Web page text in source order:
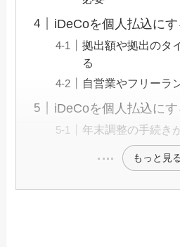
iDeCoを個人払込にす
拠出額や拠出のタ
る
自営業やフリーラ
iDeCoを個人払込に
年末調整の手続き
もっと見る